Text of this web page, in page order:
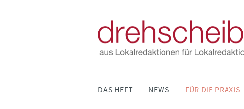
DAS HEFT NEWS FÜR DIE PRAXIS